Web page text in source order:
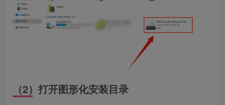
（2）打开图形化安装目录